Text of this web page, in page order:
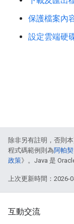
保護檔案內
設定雲端硬
除非另有註明，否則
程式碼範例則為阿帕
政策》。Java 是
上次更新時間：2026-
互動交流